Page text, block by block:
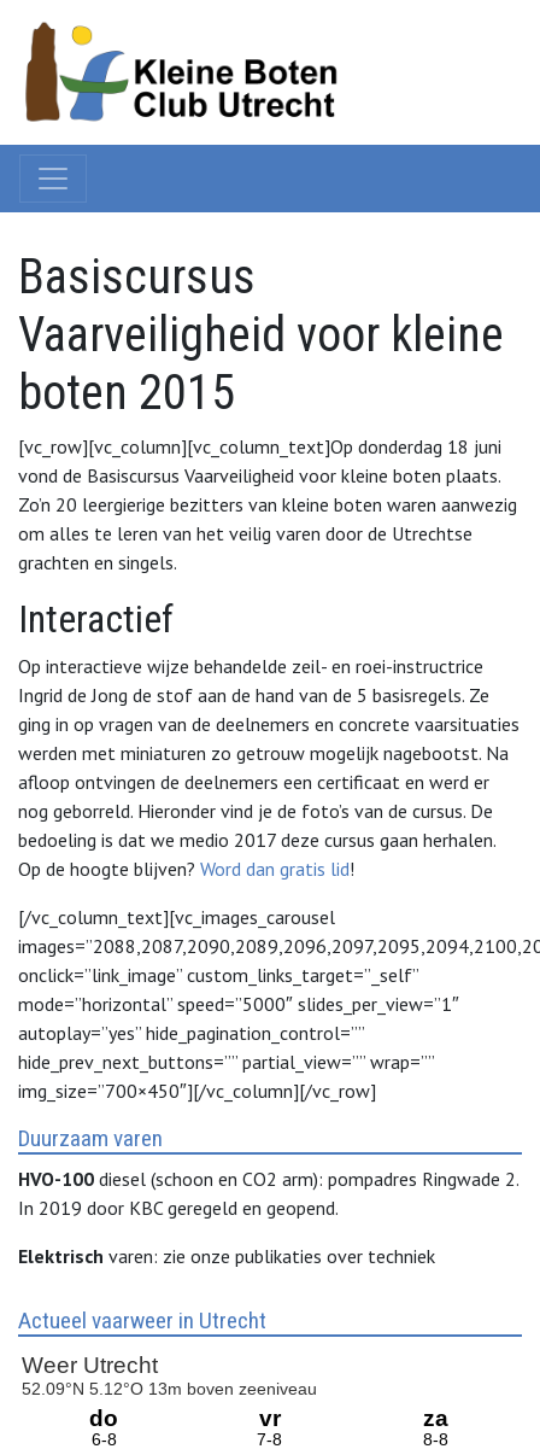
Basiscursus
Vaarveiligheid voor kleine
boten 2015
[vc_row][vc_column][vc_column_text]Op donderdag 18 juni
vond de Basiscursus Vaarveiligheid voor kleine boten plaats.
Zo’n 20 leergierige bezitters van kleine boten waren aanwezig
om alles te leren van het veilig varen door de Utrechtse
grachten en singels.
Interactief
Op interactieve wijze behandelde zeil- en roei-instructrice
Ingrid de Jong de stof aan de hand van de 5 basisregels. Ze
ging in op vragen van de deelnemers en concrete vaarsituaties
werden met miniaturen zo getrouw mogelijk nagebootst. Na
afloop ontvingen de deelnemers een certificaat en werd er
nog geborreld. Hieronder vind je de foto’s van de cursus. De
bedoeling is dat we medio 2017 deze cursus gaan herhalen.
Op de hoogte blijven? Word dan gratis lid!
[/vc_column_text][vc_images_carousel
onclick=”link_image” custom_links_target=”_self”
mode=”horizontal” speed=”5000″ slides_per_view=”1″
autoplay=”yes” hide_pagination_control=””
hide_prev_next_buttons=”” partial_view=”” wrap=””
img_size=”700×450″][/vc_column][/vc_row]
Duurzaam varen
HVO-100 diesel (schoon en CO2 arm): pompadres Ringwade 2.
In 2019 door KBC geregeld en geopend.
Elektrisch varen: zie onze publikaties over techniek
Actueel vaarweer in Utrecht